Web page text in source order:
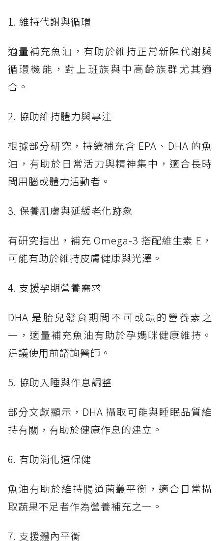
1. 維持代謝與循環
適量補充魚油，有助於維持正常新陳代謝與
循環機能，對上班族與中高齡族群尤其適
合。
2. 協助維持體力與專注
根據部分研究，持續補充含 EPA、DHA 的魚
油，有助於日常活力與精神集中，適合長時
間用腦或體力活動者。
3. 保養肌膚與延緩老化跡象
有研究指出，補充 Omega-3 搭配維生素 E，
可能有助於維持皮膚健康與光澤。
4. 支援孕期營養需求
DHA 是胎兒發育期間不可或缺的營養素之
一，適量補充魚油有助於孕媽咪健康維持。
建議使用前諮詢醫師。
5. 協助入睡與作息調整
部分文獻顯示，DHA 攝取可能與睡眠品質維
持有關，有助於健康作息的建立。
6. 有助消化道保健
魚油有助於維持腸道菌叢平衡，適合日常攝
取蔬果不足者作為營養補充之一。
7. 支援體內平衡